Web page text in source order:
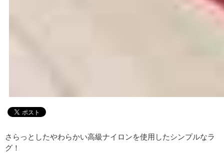
さらっとしたやわらかい高級ナイロンを使用したシンプルなラ
グ！